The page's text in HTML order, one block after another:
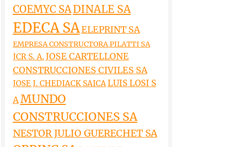
COEMYC SADINALE SA
EDECA SAELEPRINT SA
EMPRESA CONSTRUCTORA PILATTI SA
JCR S. A.JOSE CARTELLONE
CONSTRUCCIONES CIVILES SA
JOSE J. CHEDIACK SAICALUIS LOSI S
AMUNDO
CONSTRUCCIONES SA
NESTOR JULIO GUERECHET SA